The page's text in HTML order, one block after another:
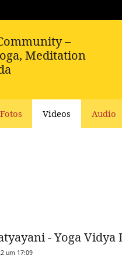
Fotos Videos Audio
- Yoga Vidya
um 17:09